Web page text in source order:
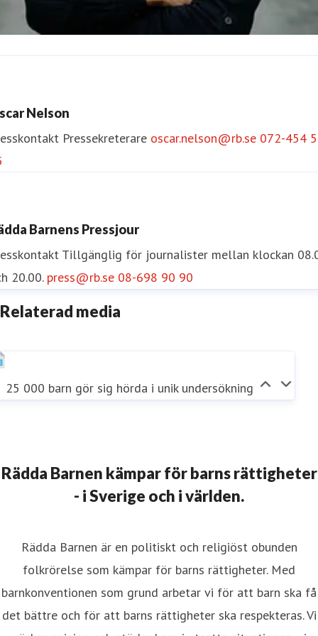
Nelson
Pressekreterare oscar.nelson@rb.se 072-454
Barnens Pressjour
Tillgänglig för journalister mellan klockan
20.00. press@rb.se 08-698 90 90
Relaterad media
25 000 barn gör sig hörda i unik undersökning
Rädda Barnen kämpar för barns rättigheter
- i Sverige och i världen.
Rädda Barnen är en politiskt och religiöst obunden
folkrörelse som kämpar för barns rättigheter. Med
barnkonventionen som grund arbetar vi för att barn ska få
det bättre och för att barns rättigheter ska respekteras. Vi